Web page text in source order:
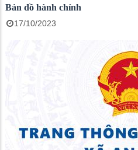
Bản đồ hành chính
17/10/2023